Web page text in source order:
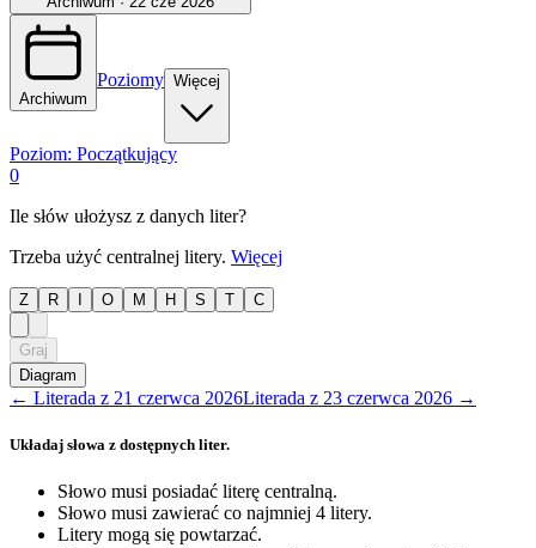
Archiwum
Poziomy Więcej
Poziom: Początkujący
0
Ile słów ułożysz z danych liter?
Trzeba użyć centralnej litery. Więcej
Z R O M H S T C
Graj
Diagram
← Literada z 21 czerwca 2026Literada z 23 czerwca 2026 →
Układaj słowa z dostępnych liter.
Słowo musi posiadać literę centralną.
Słowo musi zawierać co najmniej 4 litery.
Litery mogą się powtarzać.